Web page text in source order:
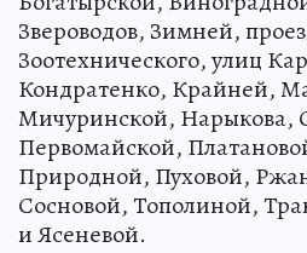
Звероводов, Зимней,
Зоотехнического, улиц
Кондратенко, Крайней,
Мичуринской, Нарыкова,
Первомайской,
Природной, Пуховой,
Сосновой, Тополиной,
и Ясеневой.